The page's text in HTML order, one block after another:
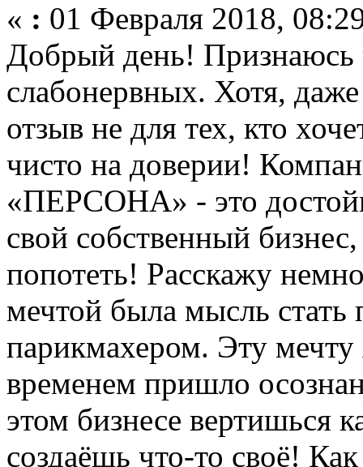
« : 01 Февраля 2018,
Добрый день! Признаюсь
слабонервных. Хотя,
отзыв не для тех, кто
чисто на доверии!
«ПЕРСОНА» - это
свой собственный
попотеть! Расскажу
мечтой была мысль
парикмахером. Эту
временем пришло
этом бизнесе вертишься
создаёшь что-то своё!